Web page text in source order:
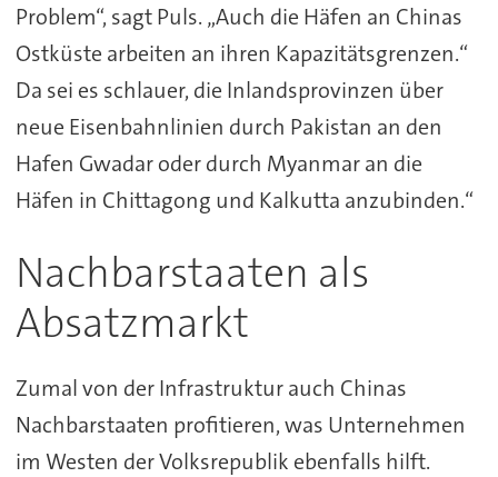
Problem“, sagt Puls. „Auch die Häfen an Chinas
Ostküste arbeiten an ihren Kapazitätsgrenzen.“
Da sei es schlauer, die Inlandsprovinzen über
neue Eisenbahnlinien durch Pakistan an den
Hafen Gwadar oder durch Myanmar an die
Häfen in Chittagong und Kalkutta anzubinden.“
Nachbarstaaten als
Absatzmarkt
Zumal von der Infrastruktur auch Chinas
Nachbarstaaten profitieren, was Unternehmen
im Westen der Volksrepublik ebenfalls hilft.